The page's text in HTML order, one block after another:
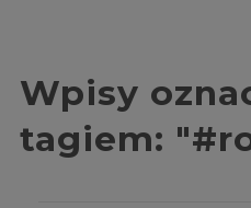
Wpisy
tagiem: